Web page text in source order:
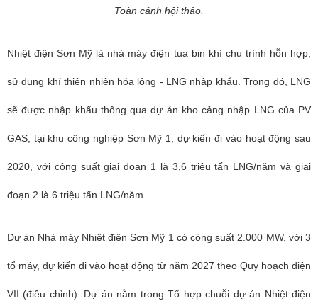
Toàn cảnh hội thảo.
Nhiệt điện Sơn Mỹ là nhà máy điện tua bin khí chu trình hỗn hợp,
sử dụng khí thiên nhiên hóa lỏng - LNG nhập khẩu. Trong đó, LNG
sẽ được nhập khẩu thông qua dự án kho cảng nhập LNG của PV
GAS, tại khu công nghiệp Sơn Mỹ 1, dự kiến đi vào hoạt động sau
2020, với công suất giai đoạn 1 là 3,6 triệu tấn LNG/năm và giai
đoạn 2 là 6 triệu tấn LNG/năm.
Dự án Nhà máy Nhiệt điện Sơn Mỹ 1 có công suất 2.000 MW, với 3
tổ máy, dự kiến đi vào hoạt động từ năm 2027 theo Quy hoạch điện
VII (điều chỉnh). Dự án nằm trong Tổ hợp chuỗi dự án Nhiệt điện